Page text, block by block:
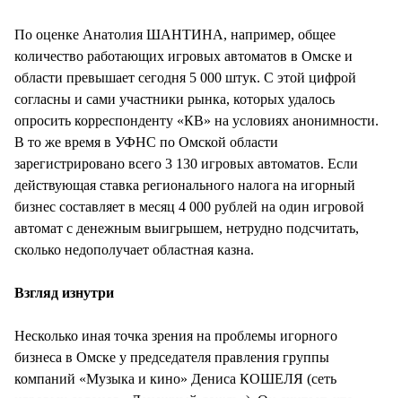
По оценке Анатолия ШАНТИНА, например, общее
количество работающих игровых автоматов в Омске и
области превышает сегодня 5 000 штук. С этой цифрой
согласны и сами участники рынка, которых удалось
опросить корреспонденту «КВ» на условиях анонимности.
В то же время в УФНС по Омской области
зарегистрировано всего 3 130 игровых автоматов. Если
действующая ставка регионального налога на игорный
бизнес составляет в месяц 4 000 рублей на один игровой
автомат с денежным выигрышем, нетрудно подсчитать,
сколько недополучает областная казна.
Взгляд изнутри
Несколько иная точка зрения на проблемы игорного
бизнеса в Омске у председателя правления группы
компаний «Музыка и кино» Дениса КОШЕЛЯ (сеть